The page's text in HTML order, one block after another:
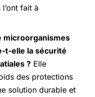
fait à
microorganismes
t-elle la sécurité
? Elle
des protections
solution durable et